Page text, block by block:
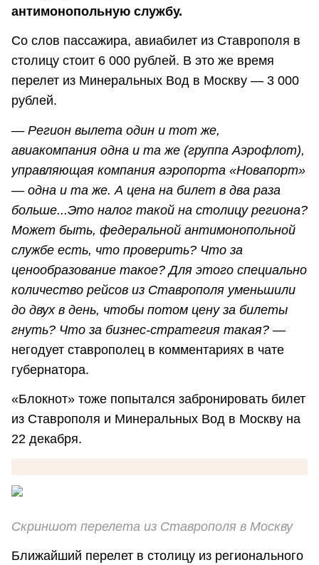
антимонопольную службу.
Со слов пассажира, авиабилет из Ставрополя в
столицу стоит 6 000 рублей. В это же время
перелет из Минеральных Вод в Москву — 3 000
рублей.
— Регион вылета один и тот же,
авиакомпания одна и та же (группа Аэрофлот),
управляющая компания аэропорта «Новапорт»
— одна и та же. А цена на билет в два раза
больше...Это налог такой на столицу региона?
Может быть, федеральной антимонопольной
службе есть, что проверить? Что за
ценообразование такое? Для этого специально
количество рейсов из Ставрополя уменьшили
до двух в день, чтобы потом цену за билеты
гнуть? Что за бизнес-стратегия такая? —
негодует ставрополец в комментариях в чате
губернатора.
«Блокнот» тоже попытался забронировать билет
из Ставрополя и Минеральных Вод в Москву на
22 декабря.
Скриншот перелета из Ставрополя в Москву
Ближайший перелет в столицу из регионального